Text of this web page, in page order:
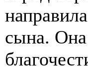
сына.